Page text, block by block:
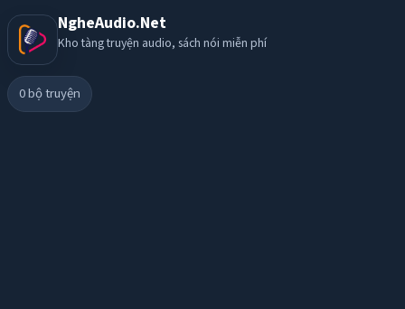
NgheAudio.Net
Kho tàng truyện audio, sách nói miễn phí
0bộ truyện